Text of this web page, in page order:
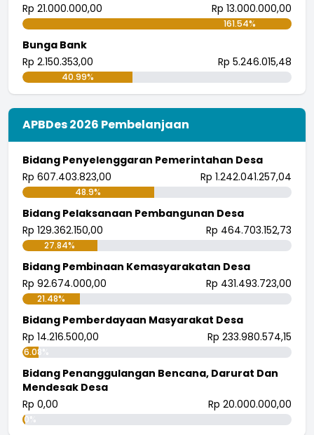
Rp 21.000.000,00
Rp 13.000.000,00
161.54%
Bunga Bank
Rp 2.150.353,00
Rp 5.246.015,48
40.99%
APBDes 2026 Pembelanjaan
Bidang Penyelenggaran Pemerintahan Desa
Rp 607.403.823,00
Rp 1.242.041.257,04
48.9%
Bidang Pelaksanaan Pembangunan Desa
Rp 129.362.150,00
Rp 464.703.152,73
27.84%
Bidang Pembinaan Kemasyarakatan Desa
Rp 92.674.000,00
Rp 431.493.723,00
21.48%
Bidang Pemberdayaan Masyarakat Desa
Rp 14.216.500,00
Rp 233.980.574,15
6.08%
Bidang Penanggulangan Bencana, Darurat Dan
Mendesak Desa
Rp 0,00
Rp 20.000.000,00
0%